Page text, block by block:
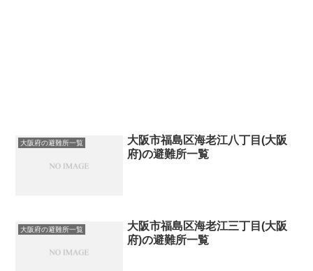
大阪府の避難所一覧
大阪市福島区海老江八丁目(大阪
府)の避難所一覧
大阪府の避難所一覧
大阪市福島区海老江三丁目(大阪
府)の避難所一覧